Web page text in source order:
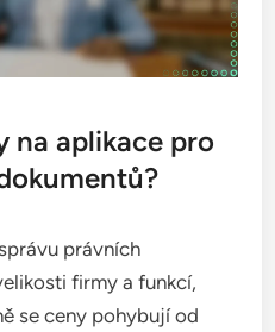
na aplikace pro
právních
firmy a funkcí,
se ceny pohybují od